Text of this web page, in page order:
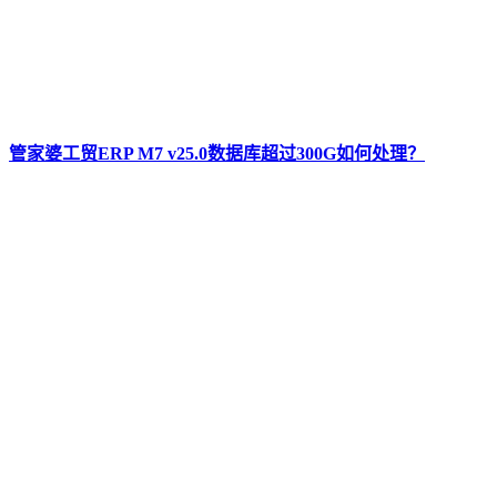
管家婆工贸ERP M7 v25.0数据库超过300G如何处理？